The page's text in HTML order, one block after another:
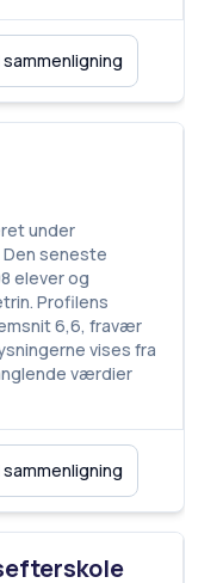
under
Den seneste
elever og
Profilens
6,6, fravær
vises fra
værdier